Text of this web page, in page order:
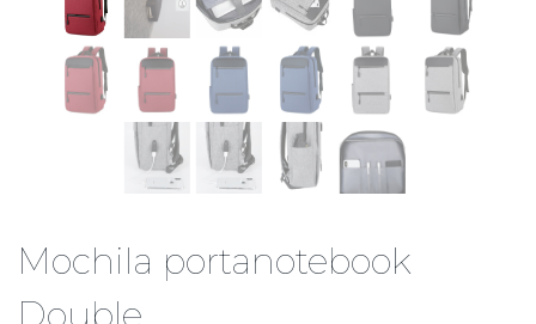
Mochila portanotebook
Double